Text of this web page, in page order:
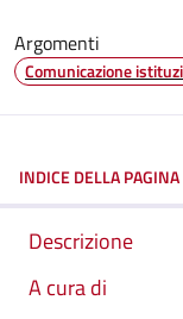
Argomenti
Comunicazione
INDICE DELLA PAGINA
Descrizione
A cura di